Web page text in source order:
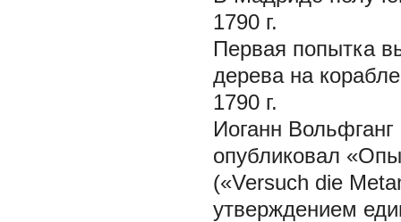
1790 г.
Первая попытка
дерева на
1790 г.
Иоганн
опубликовал
(«Versuch die
утверждением